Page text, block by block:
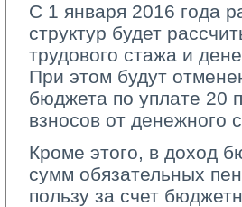
С 1 января 2016 года
структур будет
трудового стажа и
При этом будут
бюджета по уплате 20
взносов от денежного
Кроме этого, в доход
сумм обязательных
пользу за счет